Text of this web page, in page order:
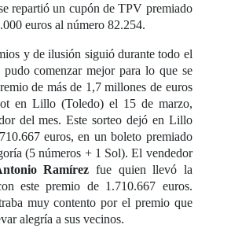
repartió un cupón de TPV premiado
euros al número 82.254.
y de ilusión siguió durante todo el
pudo comenzar mejor para lo que se
de más de 1,7 millones de euros
en Lillo (Toledo) el 15 de marzo,
del mes. Este sorteo dejó en Lillo
euros, en un boleto premiado
(5 números + 1 Sol). El vendedor
Ramírez fue quien llevó la
este premio de 1.710.667 euros.
muy contento por el premio que
alegría a sus vecinos.